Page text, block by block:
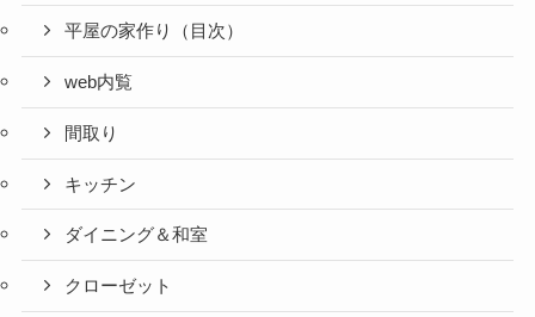
平屋の家作り（目次）
web内覧
間取り
キッチン
ダイニング＆和室
クローゼット